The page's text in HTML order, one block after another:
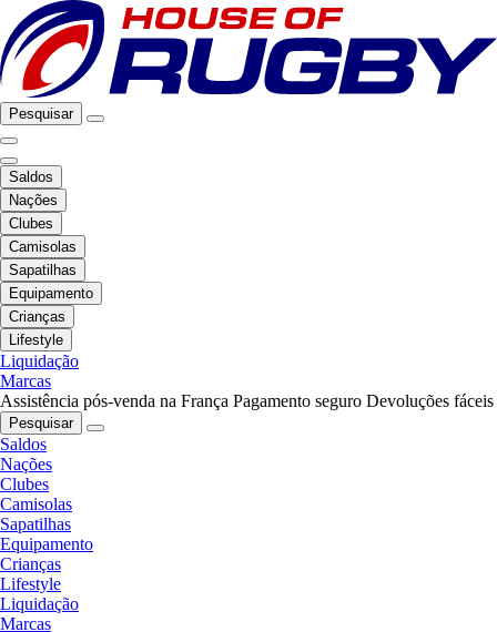
Pesquisar
Saldos
Nações
Clubes
Camisolas
Sapatilhas
Equipamento
Crianças
Lifestyle
Liquidação
Marcas
Assistência pós-venda na França Pagamento seguro Devoluções fáceis
Pesquisar
Saldos
Nações
Clubes
Camisolas
Sapatilhas
Equipamento
Crianças
Lifestyle
Liquidação
Marcas